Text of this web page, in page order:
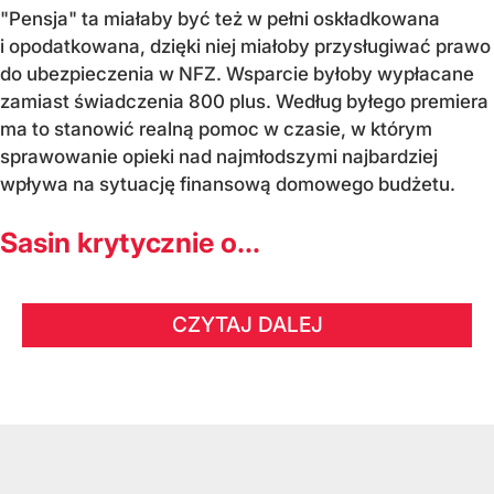
"Pensja" ta miałaby być też w pełni oskładkowana
i opodatkowana, dzięki niej miałoby przysługiwać prawo
do ubezpieczenia w NFZ. Wsparcie byłoby wypłacane
zamiast świadczenia 800 plus. Według byłego premiera
ma to stanowić realną pomoc w czasie, w którym
sprawowanie opieki nad najmłodszymi najbardziej
wpływa na sytuację finansową domowego budżetu.
Sasin krytycznie o...
CZYTAJ DALEJ